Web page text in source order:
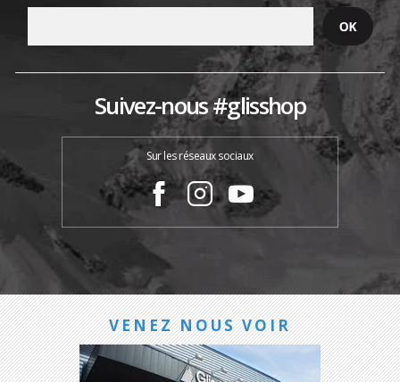
Suivez-nous #glisshop
Sur les réseaux sociaux
VENEZ NOUS VOIR